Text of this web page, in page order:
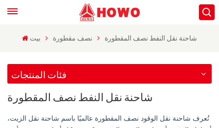
بيت نصف مقطورة شاحنة نقل النفط نصف المقطورة
فئات المنتجات
شاحنة نقل النفط نصف المقطورة
تُعرف شاحنة نقل الوقود نصف المقطورة عالميًا باسم شاحنة نقل الزيت،